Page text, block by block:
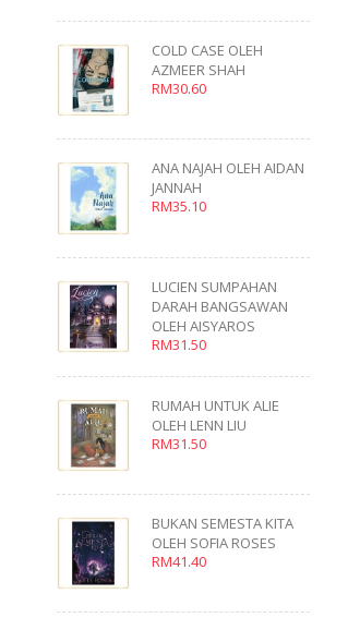
COLD CASE OLEH
AZMEER SHAH
RM30.60
ANA NAJAH OLEH AIDAN
JANNAH
RM35.10
LUCIEN SUMPAHAN
DARAH BANGSAWAN
OLEH AISYAROS
RM31.50
RUMAH UNTUK ALIE
OLEH LENN LIU
RM31.50
BUKAN SEMESTA KITA
OLEH SOFIA ROSES
RM41.40